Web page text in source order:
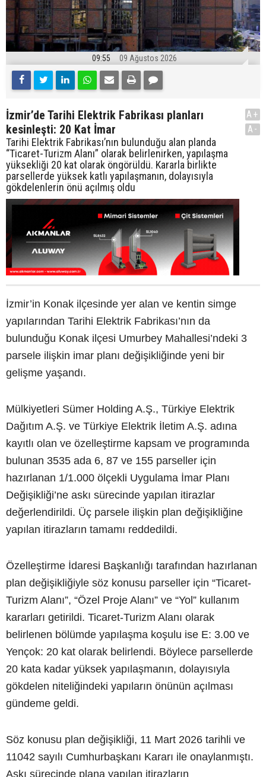
09:55 09 Ağustos 2026
İzmir’de Tarihi Elektrik Fabrikası planları
kesinleşti: 20 Kat İmar
Tarihi Elektrik Fabrikası’nın bulunduğu alan planda
“Ticaret-Turizm Alanı” olarak belirlenirken, yapılaşma
yüksekliği 20 kat olarak öngörüldü. Kararla birlikte
parsellerde yüksek katlı yapılaşmanın, dolayısıyla
gökdelenlerin önü açılmış oldu
A+
A-
İzmir’in Konak ilçesinde yer alan ve kentin simge
yapılarından Tarihi Elektrik Fabrikası’nın da
bulunduğu Konak ilçesi Umurbey Mahallesi’ndeki 3
parsele ilişkin imar planı değişikliğinde yeni bir
gelişme yaşandı.
Mülkiyetleri Sümer Holding A.Ş., Türkiye Elektrik
Dağıtım A.Ş. ve Türkiye Elektrik İletim A.Ş. adına
kayıtlı olan ve özelleştirme kapsam ve programında
bulunan 3535 ada 6, 87 ve 155 parseller için
hazırlanan 1/1.000 ölçekli Uygulama İmar Planı
Değişikliği’ne askı sürecinde yapılan itirazlar
değerlendirildi. Üç parsele ilişkin plan değişikliğine
yapılan itirazların tamamı reddedildi.
Özelleştirme İdaresi Başkanlığı tarafından hazırlanan
plan değişikliğiyle söz konusu parseller için “Ticaret-
Turizm Alanı”, “Özel Proje Alanı” ve “Yol” kullanım
kararları getirildi. Ticaret-Turizm Alanı olarak
belirlenen bölümde yapılaşma koşulu ise E: 3.00 ve
Yençok: 20 kat olarak belirlendi. Böylece parsellerde
20 kata kadar yüksek yapılaşmanın, dolayısıyla
gökdelen niteliğindeki yapıların önünün açılması
gündeme geldi.
Söz konusu plan değişikliği, 11 Mart 2026 tarihli ve
11042 sayılı Cumhurbaşkanı Kararı ile onaylanmıştı.
Askı sürecinde plana yapılan itirazların